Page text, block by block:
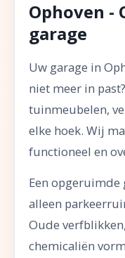
Ophoven -
garage
Uw garage in
niet meer in
tuinmeubelen,
elke hoek. Wij
functioneel en
Een opgeruimde
alleen
Oude
chemicaliën